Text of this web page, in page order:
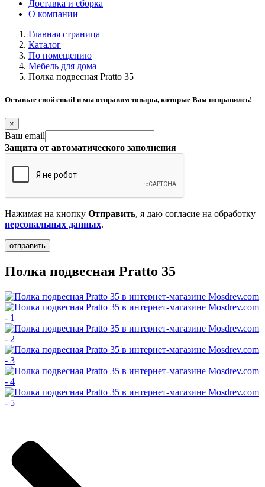
Доставка и сборка
О компании
Главная страница
Каталог
По помещению
Мебель для дома
Полка подвесная Pratto 35
Оставьте свой email и мы отправим товары, которые Вам понравилсь!
×
Ваш email
Защита от автоматического заполнения
Нажимая на кнопку Отправить, я даю согласие на обработку
персональных данных.
Полка подвесная Pratto 35